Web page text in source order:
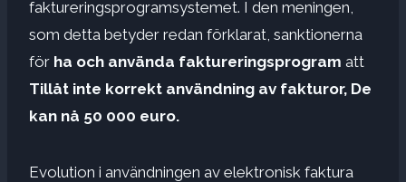
faktureringsprogramsystemet. I den meningen,
som detta betyder redan förklarat, sanktionerna
för ha och använda faktureringsprogram att
Tillåt inte korrekt användning av fakturor, De
kan nå 50 000 euro.
Evolution i användningen av elektronisk faktura